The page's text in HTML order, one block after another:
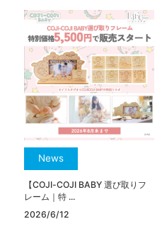
News
【COJI-COJI BABY 選び取りフ
レーム｜特 ...
2026/6/12